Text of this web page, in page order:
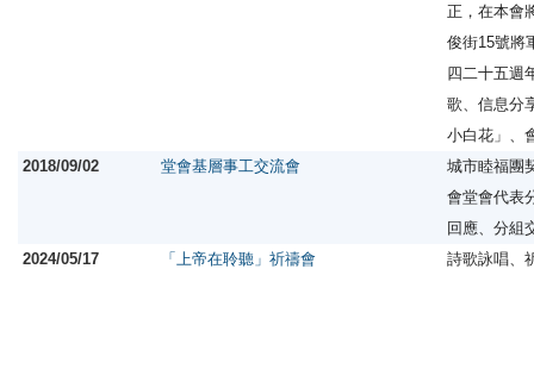
正，在本會
俊街15號將
四二十五週
歌、信息分
小白花」、
2018/09/02
堂會基層事工交流會
城市睦福團
會堂會代表
回應、分組
2024/05/17
「上帝在聆聽」祈禱會 詩歌詠唱、